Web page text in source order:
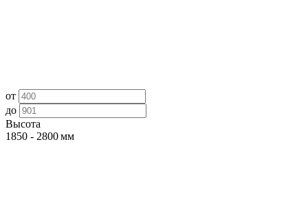
от
до
Высота
1850 - 2800 мм